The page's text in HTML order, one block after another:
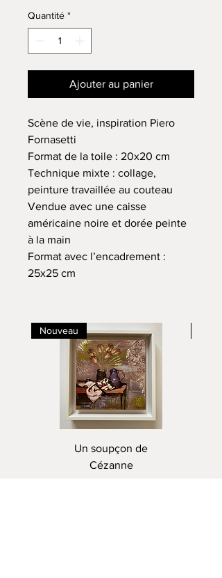
Quantité *
Ajouter au panier
Scène de vie, inspiration Piero
Fornasetti
Format de la toile : 20x20 cm
Technique mixte : collage,
peinture travaillée au couteau
Vendue avec une caisse
américaine noire et dorée peinte
à la main
Format avec l’encadrement :
25x25 cm
Nouveau
Un soupçon de
Cézanne